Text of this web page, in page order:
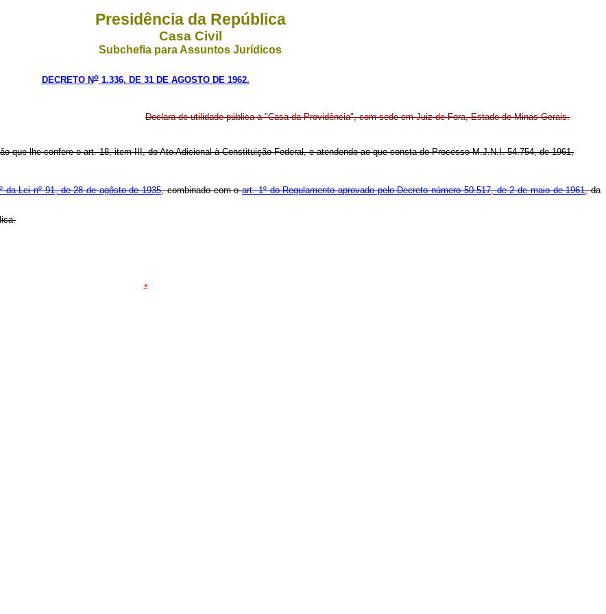
Presidência da República
Casa Civil
Subchefia para Assuntos Jurídicos
DECRETO No1.336, DE 31 DE AGOSTO DE 1962.
Declara de utilidade pública a "Casa da Providência", com sede em Juiz de Fora, Estado de Minas Gerais.
que lhe confere o art. 18, item III, do Ato Adicional à Constituição Federal, e atendendo ao que consta do Processo M.J.N.I. 54.754, de 1961,
da Lei nº 91, de 28 de agôsto de 1935, combinado com oart. 1º do Regulamento aprovado pelo Decreto número 50.517, de 2 de maio de 1961, da
*